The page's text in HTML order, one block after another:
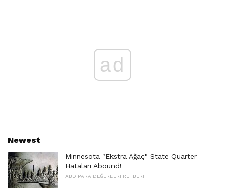
ad
Newest
Minnesota "Ekstra Ağaç" State Quarter
Hataları Abound!
ABD PARA DEĞERLERI REHBERI